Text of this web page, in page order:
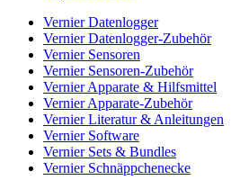
Vernier Datenlogger
Vernier Datenlogger-Zubehör
Vernier Sensoren
Vernier Sensoren-Zubehör
Vernier Apparate & Hilfsmittel
Vernier Apparate-Zubehör
Vernier Literatur & Anleitungen
Vernier Software
Vernier Sets & Bundles
Vernier Schnäppchenecke